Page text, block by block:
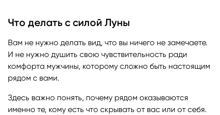
Что делать с силой Луны
Вам не нужно делать вид, что вы ничего не замечаете.
И не нужно душить свою чувствительность ради
комфорта мужчины, которому сложно быть настоящим
рядом с вами.
Здесь важно понять, почему рядом оказываются
именно те, кому есть что скрывать от вас или от себя.